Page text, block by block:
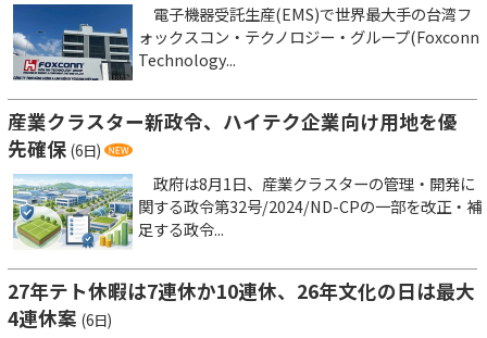
電子機器受託生産(EMS)で世界最大手の台湾フ
ォックスコン・テクノロジー・グループ(Foxconn
Technology...
産業クラスター新政令、ハイテク企業向け用地を優
先確保 (6日)
政府は8月1日、産業クラスターの管理・開発に
関する政令第32号/2024/ND-CPの一部を改正・補
足する政令...
27年テト休暇は7連休か10連休、26年文化の日は最大
4連休案 (6日)